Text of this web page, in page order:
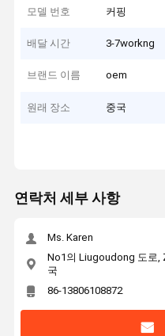
모델 번호 커핑
배달 시간 3-7workng
브랜드 이름 oem
원래 장소 중국
연락처 세부 사항
Ms. Karen
No1의 Liugoudong 도로,
국
86-13806108872